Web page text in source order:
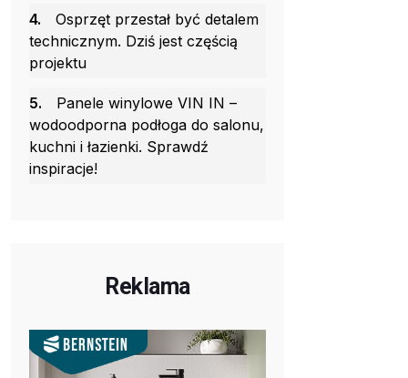
4.
Osprzęt przestał być detalem
technicznym. Dziś jest częścią
projektu
5.
Panele winylowe VIN IN –
wodoodporna podłoga do salonu,
kuchni i łazienki. Sprawdź
inspiracje!
Reklama